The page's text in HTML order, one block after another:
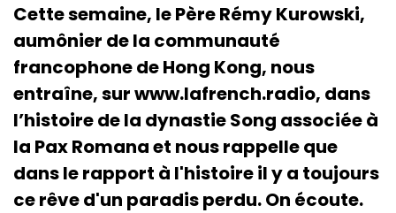
Cette semaine, le Père Rémy Kurowski,
aumônier de la communauté
francophone de Hong Kong, nous
entraîne, sur www.lafrench.radio, dans
l’histoire de la dynastie Song associée à
la Pax Romana et nous rappelle que
dans le rapport à l'histoire il y a toujours
ce rêve d'un paradis perdu. On écoute.